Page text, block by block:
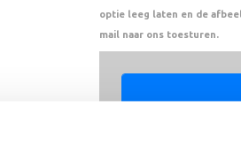
optie leeg laten en de
mail naar ons toesturen.
Accepted formats: